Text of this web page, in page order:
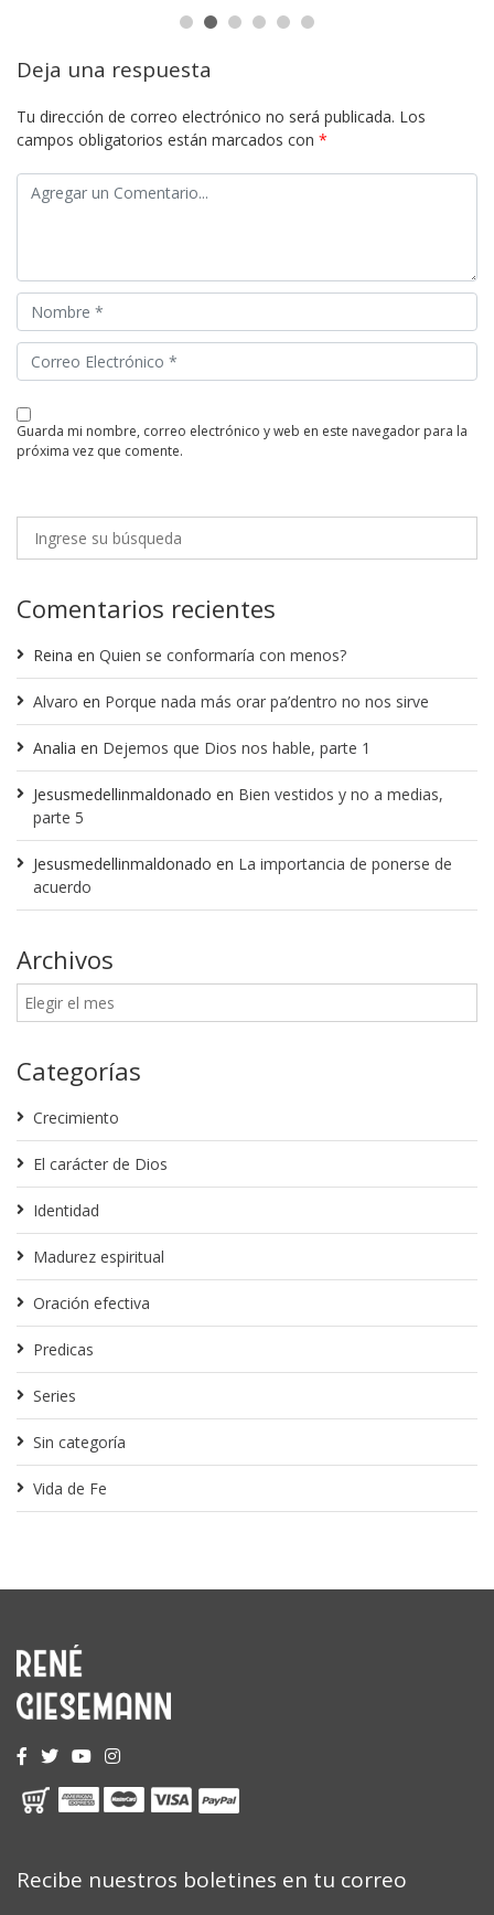
Deja una respuesta
Tu dirección de correo electrónico no será publicada. Los
campos obligatorios están marcados con *
guarda mi nombre, correo electrónico y web en este navegador para la
próxima vez que comente.
Comentarios recientes
Reina en Quien se conformaría con menos?
Alvaro en Porque nada más orar pa’dentro no nos sirve
Analia en Dejemos que Dios nos hable, parte 1
Jesusmedellinmaldonado en Bien vestidos y no a medias,
parte 5
Jesusmedellinmaldonado en La importancia de ponerse de
acuerdo
Archivos
Categorías
Crecimiento
El carácter de Dios
Identidad
Madurez espiritual
Oración efectiva
Predicas
Series
Sin categoría
Vida de Fe
Recibe nuestros boletines en tu correo